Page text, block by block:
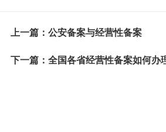
上一篇：公安备案与经营性备案
下一篇：全国各省经营性备案如何办